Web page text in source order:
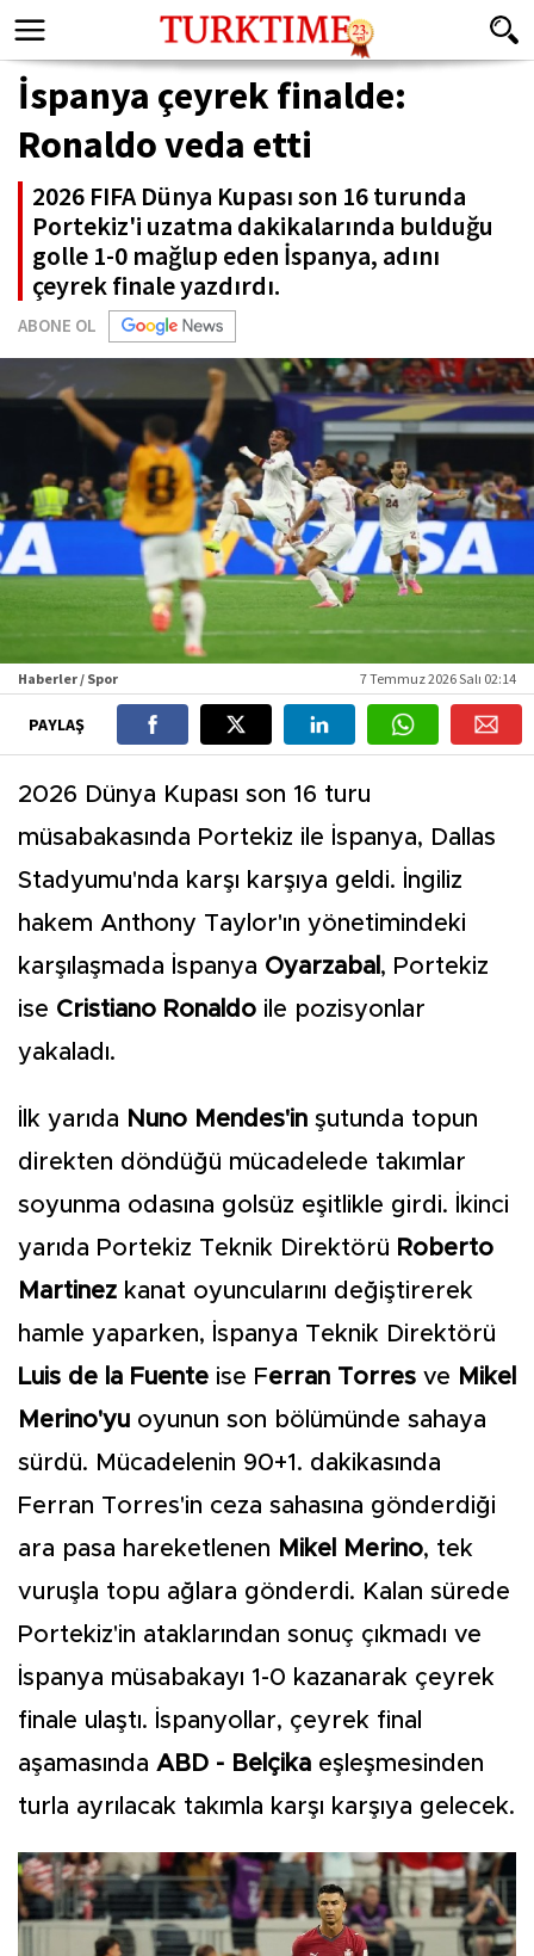
İspanya çeyrek finalde:
Ronaldo veda etti
2026 FIFA Dünya Kupası son 16 turunda
Portekiz'i uzatma dakikalarında bulduğu
golle 1-0 mağlup eden İspanya, adını
çeyrek finale yazdırdı.
ABONE OL
Haberler / Spor 7 Temmuz 2026 Salı 02:14
PAYLAŞ
2026 Dünya Kupası son 16 turu
müsabakasında Portekiz ile İspanya, Dallas
Stadyumu'nda karşı karşıya geldi. İngiliz
hakem Anthony Taylor'ın yönetimindeki
karşılaşmada İspanya Oyarzabal , Portekiz
ise Cristiano Ronaldo ile pozisyonlar
yakaladı.
İlk yarıda Nuno Mendes'in şutunda topun
direkten döndüğü mücadelede takımlar
soyunma odasına golsüz eşitlikle girdi. İkinci
yarıda Portekiz Teknik Direktörü Roberto
Martinez kanat oyuncularını değiştirerek
hamle yaparken, İspanya Teknik Direktörü
Luis de la Fuente ise Ferran Torres ve Mikel
Merino'yu oyunun son bölümünde sahaya
sürdü. Mücadelenin 90+1. dakikasında
Ferran Torres'in ceza sahasına gönderdiği
ara pasa hareketlenen Mikel Merino, tek
vuruşla topu ağlara gönderdi. Kalan sürede
Portekiz'in ataklarından sonuç çıkmadı ve
İspanya müsabakayı 1-0 kazanarak çeyrek
finale ulaştı. İspanyollar, çeyrek final
aşamasında ABD - Belçika eşleşmesinden
turla ayrılacak takımla karşı karşıya gelecek.